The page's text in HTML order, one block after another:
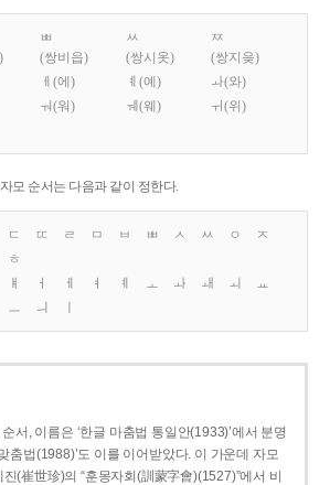
ㅃ
(쌍비읍)
ㅆ
(쌍시옷)
ㅉ
(쌍지읒)
ㅔ(에) ㅖ(예)
ㅘ(와)
ㅝ(워) ㅞ(웨)
ㅟ(위)
모 순서는 다음과 같이 정한다.
ㄷ ㄸ ㄹ ㅁ ㅂ ㅃ ㅅ ㅆ ㅇ
ㅈ
ㅎ
ㅒ ㅓ ㅔ ㅕ ㅖ ㅗ ㅘ ㅙ ㅚ
ㅛ
ㅡ ㅢ
서, 이름은 ‘한글 마춤법 통일안(1933)’에서 분명
춤법(1988)’도 이를 이어받았다. 이 가운데 자모
(崔世珍)의 “훈몽자회(訓蒙字會)(1527)”에서 비